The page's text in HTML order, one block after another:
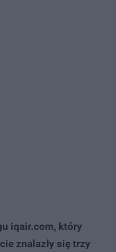
iqair.com, który
znalazły się trzy